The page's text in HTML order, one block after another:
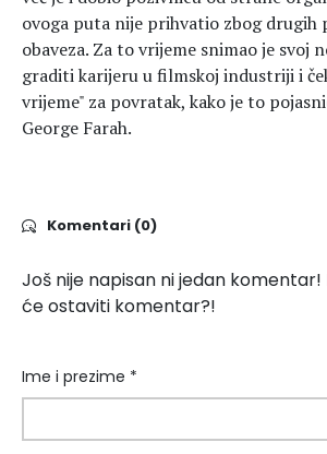
ovoga puta nije prihvatio zbog drugih
obaveza. Za to vrijeme snimao je svoj
graditi karijeru u filmskoj industriji i
vrijeme" za povratak, kako je to
George Farah.
Komentari (0)
Još nije napisan ni jedan komentar!
će ostaviti komentar?!
Ime i prezime *